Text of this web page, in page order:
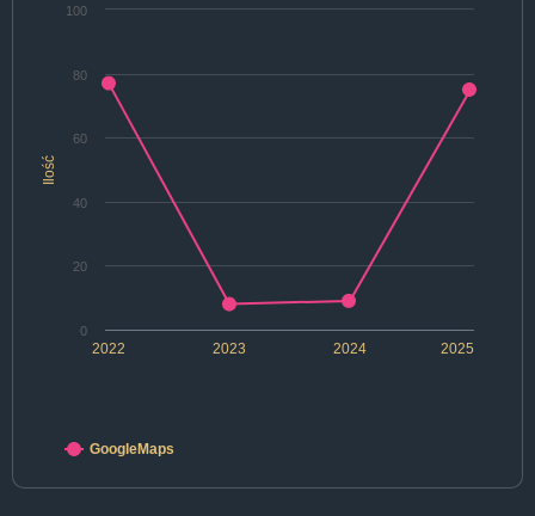
Ilość
2022 2024
2023 2025
0
20
40
60
80
100
GoogleMaps